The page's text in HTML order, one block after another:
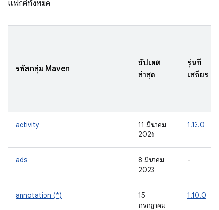
แฟกต์ทั้งหมด
รหัสกลุ่ม Maven
อัปเดต
ล่าสุด
รุ่นที่
เสถียร
activity
11 มีนาคม
2026
1.13.0
ads
8 มีนาคม
2023
-
annotation (*)
15
กรกฎาคม
1.10.0